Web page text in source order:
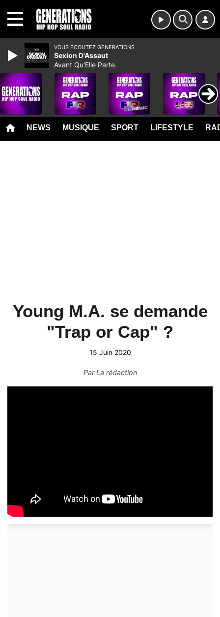
NEWS MUSIQUE SPORT LIFESTYLE
Young M.A. se demande
"Trap or Cap" ?
15 Juin 2020
ParLa rédaction
VOUS ÉCOUTEZ GENERATIONS
Sexion D'Assaut
Avant Qu'Elle Parte.